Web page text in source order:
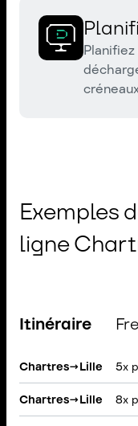
Exemples
ligne
Itinéraire
Chartres→Lille 5x
Chartres→Lille 8x